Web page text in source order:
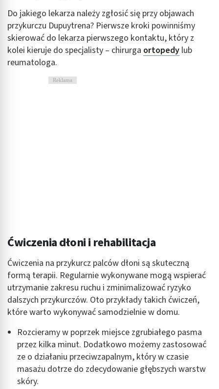
Do jakiego lekarza należy zgłosić się przy objawach
przykurczu Dupuytrena? Pierwsze kroki powinniśmy
skierować do lekarza pierwszego kontaktu, który z
kolei kieruje do specjalisty – chirurga ortopedy lub
reumatologa.
Reklama
Ćwiczenia dłoni i rehabilitacja
Ćwiczenia na przykurcz palców dłoni są skuteczną
formą terapii. Regularnie wykonywane mogą wspierać
utrzymanie zakresu ruchu i zminimalizować ryzyko
dalszych przykurczów. Oto przykłady takich ćwiczeń,
które warto wykonywać samodzielnie w domu.
Rozcieramy w poprzek miejsce zgrubiałego pasma
przez kilka minut. Dodatkowo możemy zastosować
ze o działaniu przeciwzapalnym, który w czasie
masażu dotrze do zdecydowanie głębszych warstw
skóry.